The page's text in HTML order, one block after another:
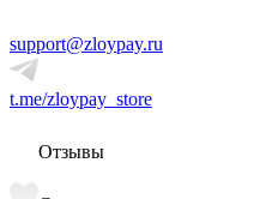
support@zloypay.ru
t.me/zloypay_store
Отзывы